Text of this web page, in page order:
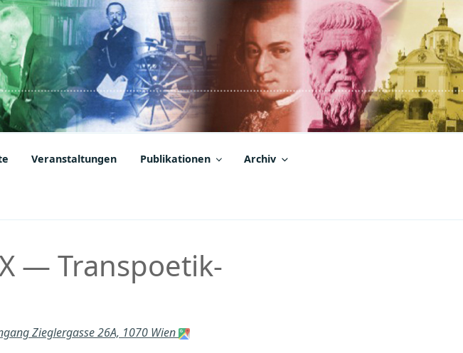
Veranstaltungen Publikationen Archiv
— Transpoetik-
Zieglergasse 26A, 1070 Wien